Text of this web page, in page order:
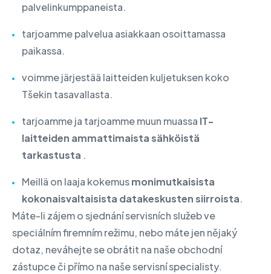
palvelinkumppaneista.
tarjoamme palvelua asiakkaan osoittamassa
paikassa.
voimme järjestää laitteiden kuljetuksen koko
Tšekin tasavallasta.
tarjoamme ja tarjoamme muun muassa IT-
laitteiden ammattimaista sähköistä
tarkastusta .
Meillä on laaja kokemusmonimutkaisista
kokonaisvaltaisista datakeskusten siirroista.
Máte-li zájem o sjednání servisních služeb ve
speciálním firemním režimu, nebo máte jen nějaký
dotaz, neváhejte se obrátit na naše obchodní
zástupce či přímo na naše servisní specialisty.